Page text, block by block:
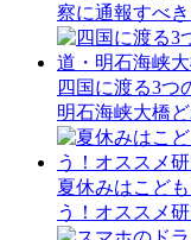
察に通報すべき
四国に渡る3つ
明石海峡大橋
夏休みはこど
う！オススメ